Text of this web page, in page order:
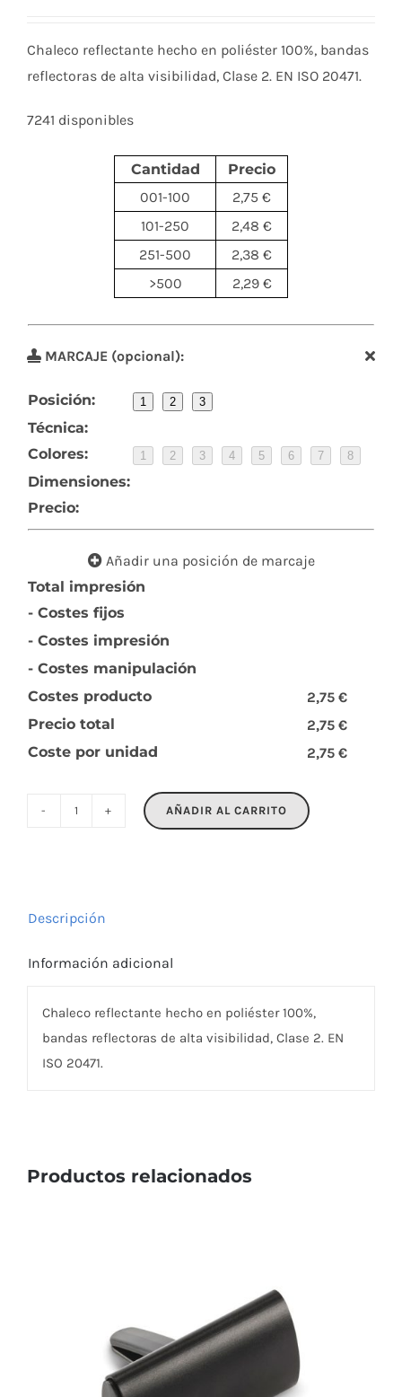
Chaleco reflectante hecho en poliéster 100%, bandas
reflectoras de alta visibilidad, Clase 2. EN ISO 20471.
7241 disponibles
Cantidad
Precio
001-100
2,75 €
101-250
2,48 €
251-500
2,38 €
>500
2,29 €
MARCAJE (opcional):
Posición: 1 2 3
Técnica:
Colores:
1 2 3 4 5 6 7 8
Dimensiones:
Precio:
Añadir una posición de marcaje
Total impresión
- Costes fijos
- Costes impresión
- Costes manipulación
Costes producto
2,75 €
Precio total
2,75 €
Coste por unidad
2,75 €
AÑADIR AL CARRITO
Descripción
Información adicional
Chaleco reflectante hecho en poliéster 100%,
bandas reflectoras de alta visibilidad, Clase 2. EN
ISO 20471.
Productos relacionados